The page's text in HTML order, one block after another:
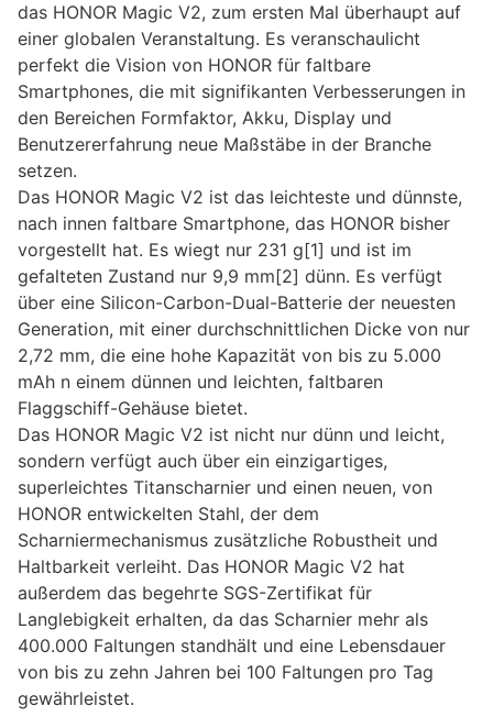
das HONOR Magic V2, zum ersten Mal überhaupt auf
einer globalen Veranstaltung. Es veranschaulicht
perfekt die Vision von HONOR für faltbare
Smartphones, die mit signifikanten Verbesserungen in
den Bereichen Formfaktor, Akku, Display und
Benutzererfahrung neue Maßstäbe in der Branche
setzen.
Das HONOR Magic V2 ist das leichteste und dünnste,
nach innen faltbare Smartphone, das HONOR bisher
vorgestellt hat. Es wiegt nur 231 g[1] und ist im
gefalteten Zustand nur 9,9 mm[2] dünn. Es verfügt
über eine Silicon-Carbon-Dual-Batterie der neuesten
Generation, mit einer durchschnittlichen Dicke von nur
2,72 mm, die eine hohe Kapazität von bis zu 5.000
mAh n einem dünnen und leichten, faltbaren
Flaggschiff-Gehäuse bietet.
Das HONOR Magic V2 ist nicht nur dünn und leicht,
sondern verfügt auch über ein einzigartiges,
superleichtes Titanscharnier und einen neuen, von
HONOR entwickelten Stahl, der dem
Scharniermechanismus zusätzliche Robustheit und
Haltbarkeit verleiht. Das HONOR Magic V2 hat
außerdem das begehrte SGS-Zertifikat für
Langlebigkeit erhalten, da das Scharnier mehr als
400.000 Faltungen standhält und eine Lebensdauer
von bis zu zehn Jahren bei 100 Faltungen pro Tag
gewährleistet.